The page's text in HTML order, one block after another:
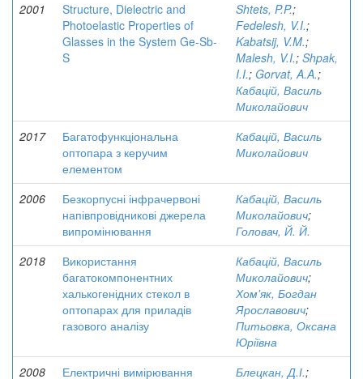
2001
Structure, Dielectric and
Photoelastic Properties of
Glasses in the System Ge-Sb-
S
Shtets, P.P.;
Fedelesh, V.I.;
Kabatsij, V.M.;
Malesh, V.I.; Shpak,
I.I.; Gorvat, A.A.;
Кабацій, Василь
Миколайович
2017
Багатофункціональна
оптопара з керучим
елементом
Кабацій, Василь
Миколайович
2006
Безкорпусні інфрачервоні
напівпровідникові джерела
випромінювання
Кабацій, Василь
Миколайович;
Головач, Й. Й.
2018
Використання
багатокомпонентних
халькогенідних стекол в
оптопарах для приладів
газового аналізу
Кабацій, Василь
Миколайович;
Хом'як, Богдан
Ярославович;
Питьовка, Оксана
Юріївна
2008
Електричні вимірювання Блецкан, Д.І.;